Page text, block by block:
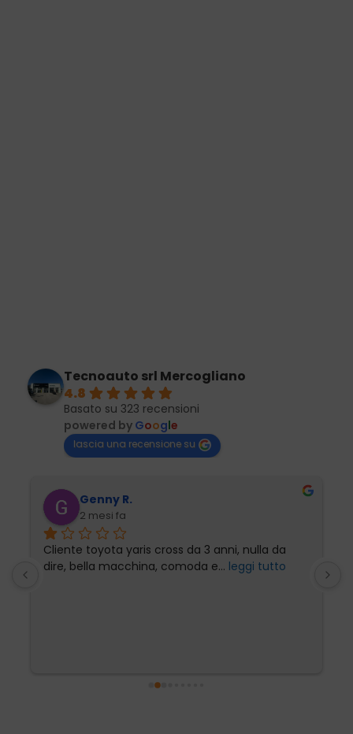
Tecnoauto srl Mercogliano
4.8
Basato su 323 recensioni
powered by Google
lascia una recensione su
Genny R.
2 mesi fa
Cliente toyota yaris cross da 3 anni, nulla da
dire, bella macchina, comoda e... leggi tutto